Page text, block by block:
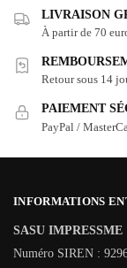
LIVRAISON
À partir de 70
Retour sous 14
PAIEMENT
PayPal /
INFORMATIONS
SASU IMPRESSME
Numéro SIREN :